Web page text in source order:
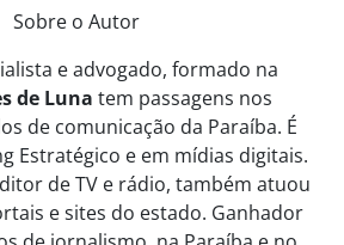
Sobre o Autor
e advogado, formado na
de Luna tem passagens nos
de comunicação da Paraíba. É
Estratégico e em mídias digitais.
de TV e rádio, também atuou
e sites do estado. Ganhador